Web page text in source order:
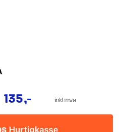
135,- inkl mva